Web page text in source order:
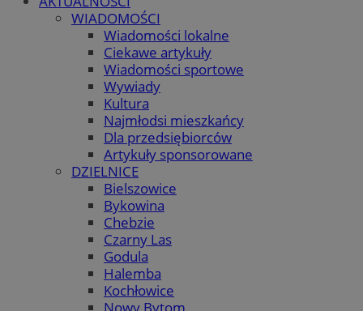
WIADOMOŚCI
Wiadomości lokalne
Ciekawe artykuły
Wiadomości sportowe
Wywiady
Kultura
Najmłodsi mieszkańcy
Dla przedsiębiorców
Artykuły sponsorowane
DZIELNICE
Bielszowice
Bykowina
Chebzie
Czarny Las
Godula
Halemba
Kochłowice